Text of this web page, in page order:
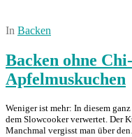
In Backen
Backen ohne
Apfelmuskuchen
Weniger ist mehr: In diesem
dem Slowcooker verwertet. Der
Manchmal vergisst man über